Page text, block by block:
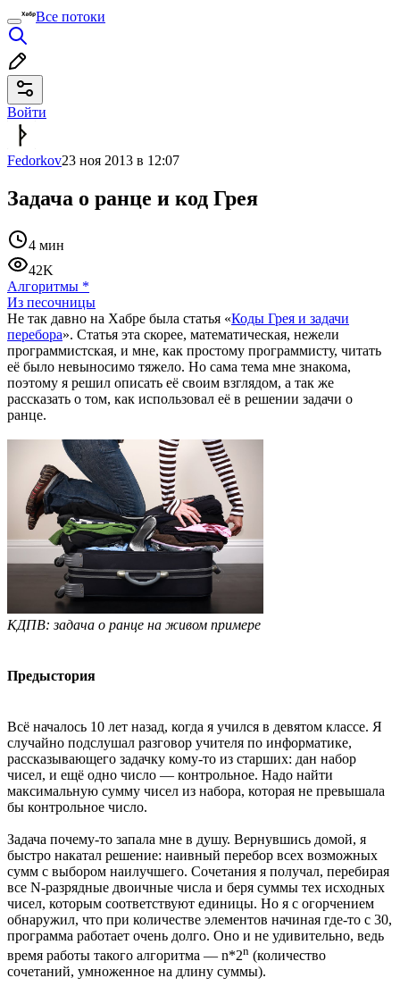
Все потоки
Войти
Fedorkov23 ноя 2013 в 12:07
Задача о ранце и код Грея
4 мин
42K
Алгоритмы *
Из песочницы
Не так давно на Хабре была статья «Коды Грея и задачи
перебора». Статья эта скорее, математическая, нежели
программистская, и мне, как простому программисту, читать
её было невыносимо тяжело. Но сама тема мне знакома,
поэтому я решил описать её своим взглядом, а так же
рассказать о том, как использовал её в решении задачи о
ранце.
КДПВ: задача о ранце на живом примере
Предыстория
Всё началось 10 лет назад, когда я учился в девятом классе. Я
случайно подслушал разговор учителя по информатике,
рассказывающего задачку кому-то из старших: дан набор
чисел, и ещё одно число — контрольное. Надо найти
максимальную сумму чисел из набора, которая не превышала
бы контрольное число.
Задача почему-то запала мне в душу. Вернувшись домой, я
быстро накатал решение: наивный перебор всех возможных
сумм с выбором наилучшего. Сочетания я получал, перебирая
все N-разрядные двоичные числа и беря суммы тех исходных
чисел, которым соответствуют единицы. Но я с огорчением
обнаружил, что при количестве элементов начиная где-то с 30,
программа работает очень долго. Оно и не удивительно, ведь
время работы такого алгоритма — n*2n (количество
сочетаний, умноженное на длину суммы).